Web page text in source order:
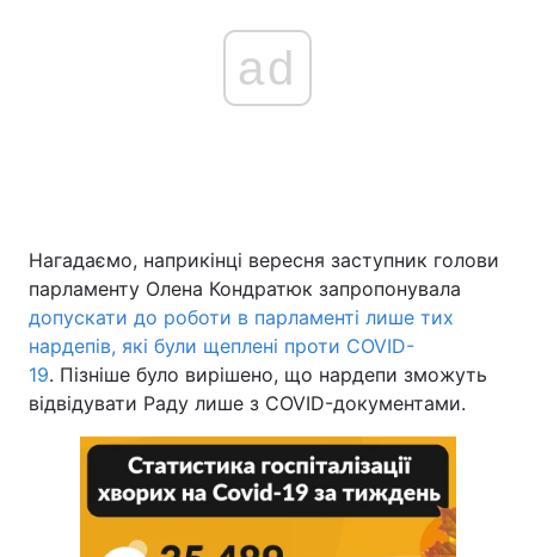
ad
Нагадаємо, наприкінці вересня заступник голови
парламенту Олена Кондратюк запропонувала
допускати до роботи в парламенті лише тих
нардепів, які були щеплені проти COVID-
19. Пізніше було вирішено, що нардепи зможуть
відвідувати Раду лише з COVID-документами.